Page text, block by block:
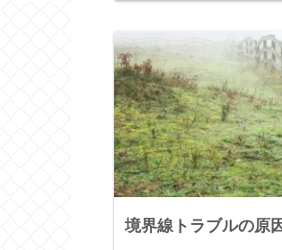
境界線トラブルの原